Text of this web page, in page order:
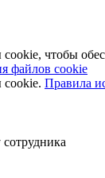
чтобы
файлов cookie
Правила